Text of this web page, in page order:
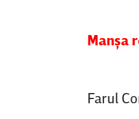
Manşa
Farul